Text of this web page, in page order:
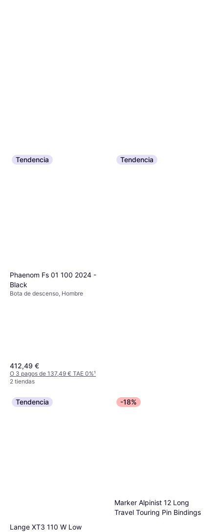
Tendencia
Phaenom Fs 01 100 2024 -
Black
Bota de descenso, Hombre
412,49 €
O 3 pagos de 137,49 € TAE 0%¹
2 tiendas
Tendencia
Tendencia
Lange XT3 110 W Low
-18%
Marker Alpinist 12 Long
Travel Touring Pin Bindings